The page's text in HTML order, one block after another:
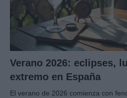
Verano 2026: eclipses,
extremo en España
El verano de 2026 comienza con